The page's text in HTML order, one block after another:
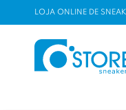
LOJA ONLINE DE